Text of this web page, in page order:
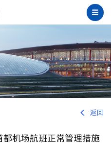
返回
机场航班正常管理措施